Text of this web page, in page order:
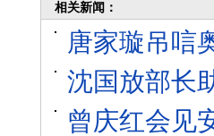
相关新闻：
唐家璇吊唁
沈国放部长
曾庆红会见